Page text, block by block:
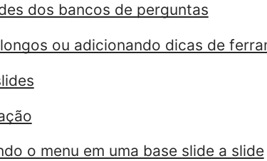
dos bancos de perguntas
ou adicionando dicas de
o menu em uma base slide a slide